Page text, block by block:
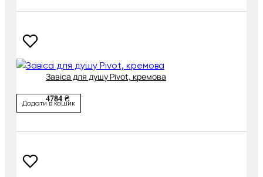
Завіса для душу Pivot, кремова
4784 ₴
Додати в кошик